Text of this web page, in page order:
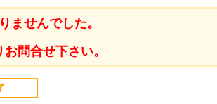
ませんでした。
問合せ下さい。